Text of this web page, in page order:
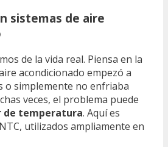
sistemas de aire
de la vida real. Piensa en la
acondicionado empezó a
o simplemente no enfriaba
veces, el problema puede
de temperatura. Aquí es
utilizados ampliamente en